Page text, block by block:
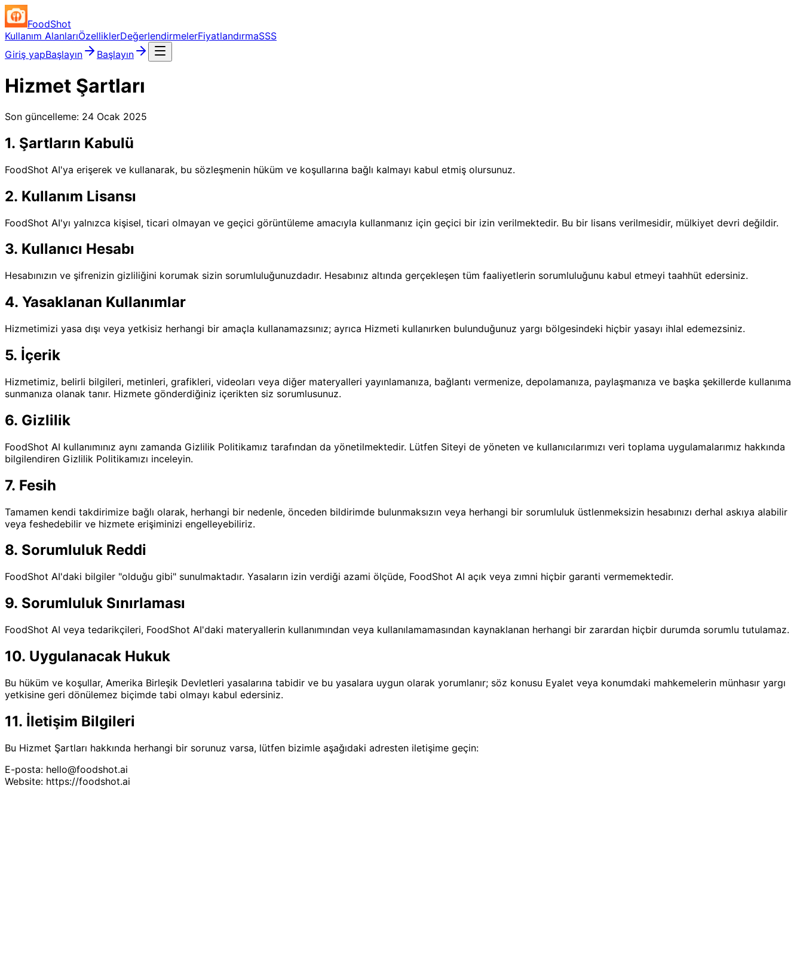
FoodShot
Kullanım AlanlarıÖzelliklerDeğerlendirmelerFiyatlandırmaSSS
Giriş yapBaşlayın Başlayın
Hizmet Şartları
Son güncelleme: 24 Ocak 2025
1. Şartların Kabulü
FoodShot AI'ya erişerek ve kullanarak, bu sözleşmenin hüküm ve koşullarına bağlı kalmayı kabul etmiş olursunuz.
2. Kullanım Lisansı
FoodShot AI'yı yalnızca kişisel, ticari olmayan ve geçici görüntüleme amacıyla kullanmanız için geçici bir izin verilmektedir. Bu bir lisans verilmesidir, mülkiyet devri değildir.
3. Kullanıcı Hesabı
Hesabınızın ve şifrenizin gizliliğini korumak sizin sorumluluğunuzdadır. Hesabınız altında gerçekleşen tüm faaliyetlerin sorumluluğunu kabul etmeyi taahhüt edersiniz.
4. Yasaklanan Kullanımlar
Hizmetimizi yasa dışı veya yetkisiz herhangi bir amaçla kullanamazsınız; ayrıca Hizmeti kullanırken bulunduğunuz yargı bölgesindeki hiçbir yasayı ihlal edemezsiniz.
5. İçerik
Hizmetimiz, belirli bilgileri, metinleri, grafikleri, videoları veya diğer materyalleri yayınlamanıza, bağlantı vermenize, depolamanıza, paylaşmanıza ve başka şekillerde kullanıma
sunmanıza olanak tanır. Hizmete gönderdiğiniz içerikten siz sorumlusunuz.
6. Gizlilik
FoodShot AI kullanımınız aynı zamanda Gizlilik Politikamız tarafından da yönetilmektedir. Lütfen Siteyi de yöneten ve kullanıcılarımızı veri toplama uygulamalarımız hakkında
bilgilendiren Gizlilik Politikamızı inceleyin.
7. Fesih
Tamamen kendi takdirimize bağlı olarak, herhangi bir nedenle, önceden bildirimde bulunmaksızın veya herhangi bir sorumluluk üstlenmeksizin hesabınızı derhal askıya alabilir
veya feshedebilir ve hizmete erişiminizi engelleyebiliriz.
8. Sorumluluk Reddi
FoodShot AI'daki bilgiler "olduğu gibi" sunulmaktadır. Yasaların izin verdiği azami ölçüde, FoodShot AI açık veya zımni hiçbir garanti vermemektedir.
9. Sorumluluk Sınırlaması
FoodShot AI veya tedarikçileri, FoodShot AI'daki materyallerin kullanımından veya kullanılamamasından kaynaklanan herhangi bir zarardan hiçbir durumda sorumlu tutulamaz.
10. Uygulanacak Hukuk
Bu hüküm ve koşullar, Amerika Birleşik Devletleri yasalarına tabidir ve bu yasalara uygun olarak yorumlanır; söz konusu Eyalet veya konumdaki mahkemelerin münhasır yargı
yetkisine geri dönülemez biçimde tabi olmayı kabul edersiniz.
11. İletişim Bilgileri
Bu Hizmet Şartları hakkında herhangi bir sorunuz varsa, lütfen bizimle aşağıdaki adresten iletişime geçin:
E-posta: hello@foodshot.ai
Website: https://foodshot.ai